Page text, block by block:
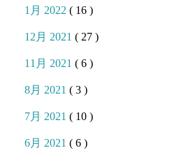
1月 2022( 16 )
12月 2021( 27 )
11月 2021( 6 )
8月 2021( 3 )
7月 2021( 10 )
6月 2021( 6 )